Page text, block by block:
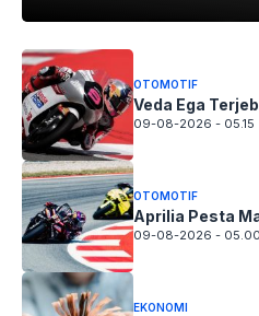
OTOMOTIF
Veda Ega
09-08-2026 - 05.15
OTOMOTIF
Aprilia Pesta
09-08-2026 - 05.00
EKONOMI